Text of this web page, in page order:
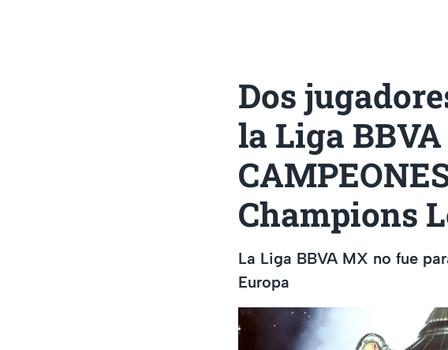
Dos
la Liga
Champions
La Liga BBVA MX no fue
Europa